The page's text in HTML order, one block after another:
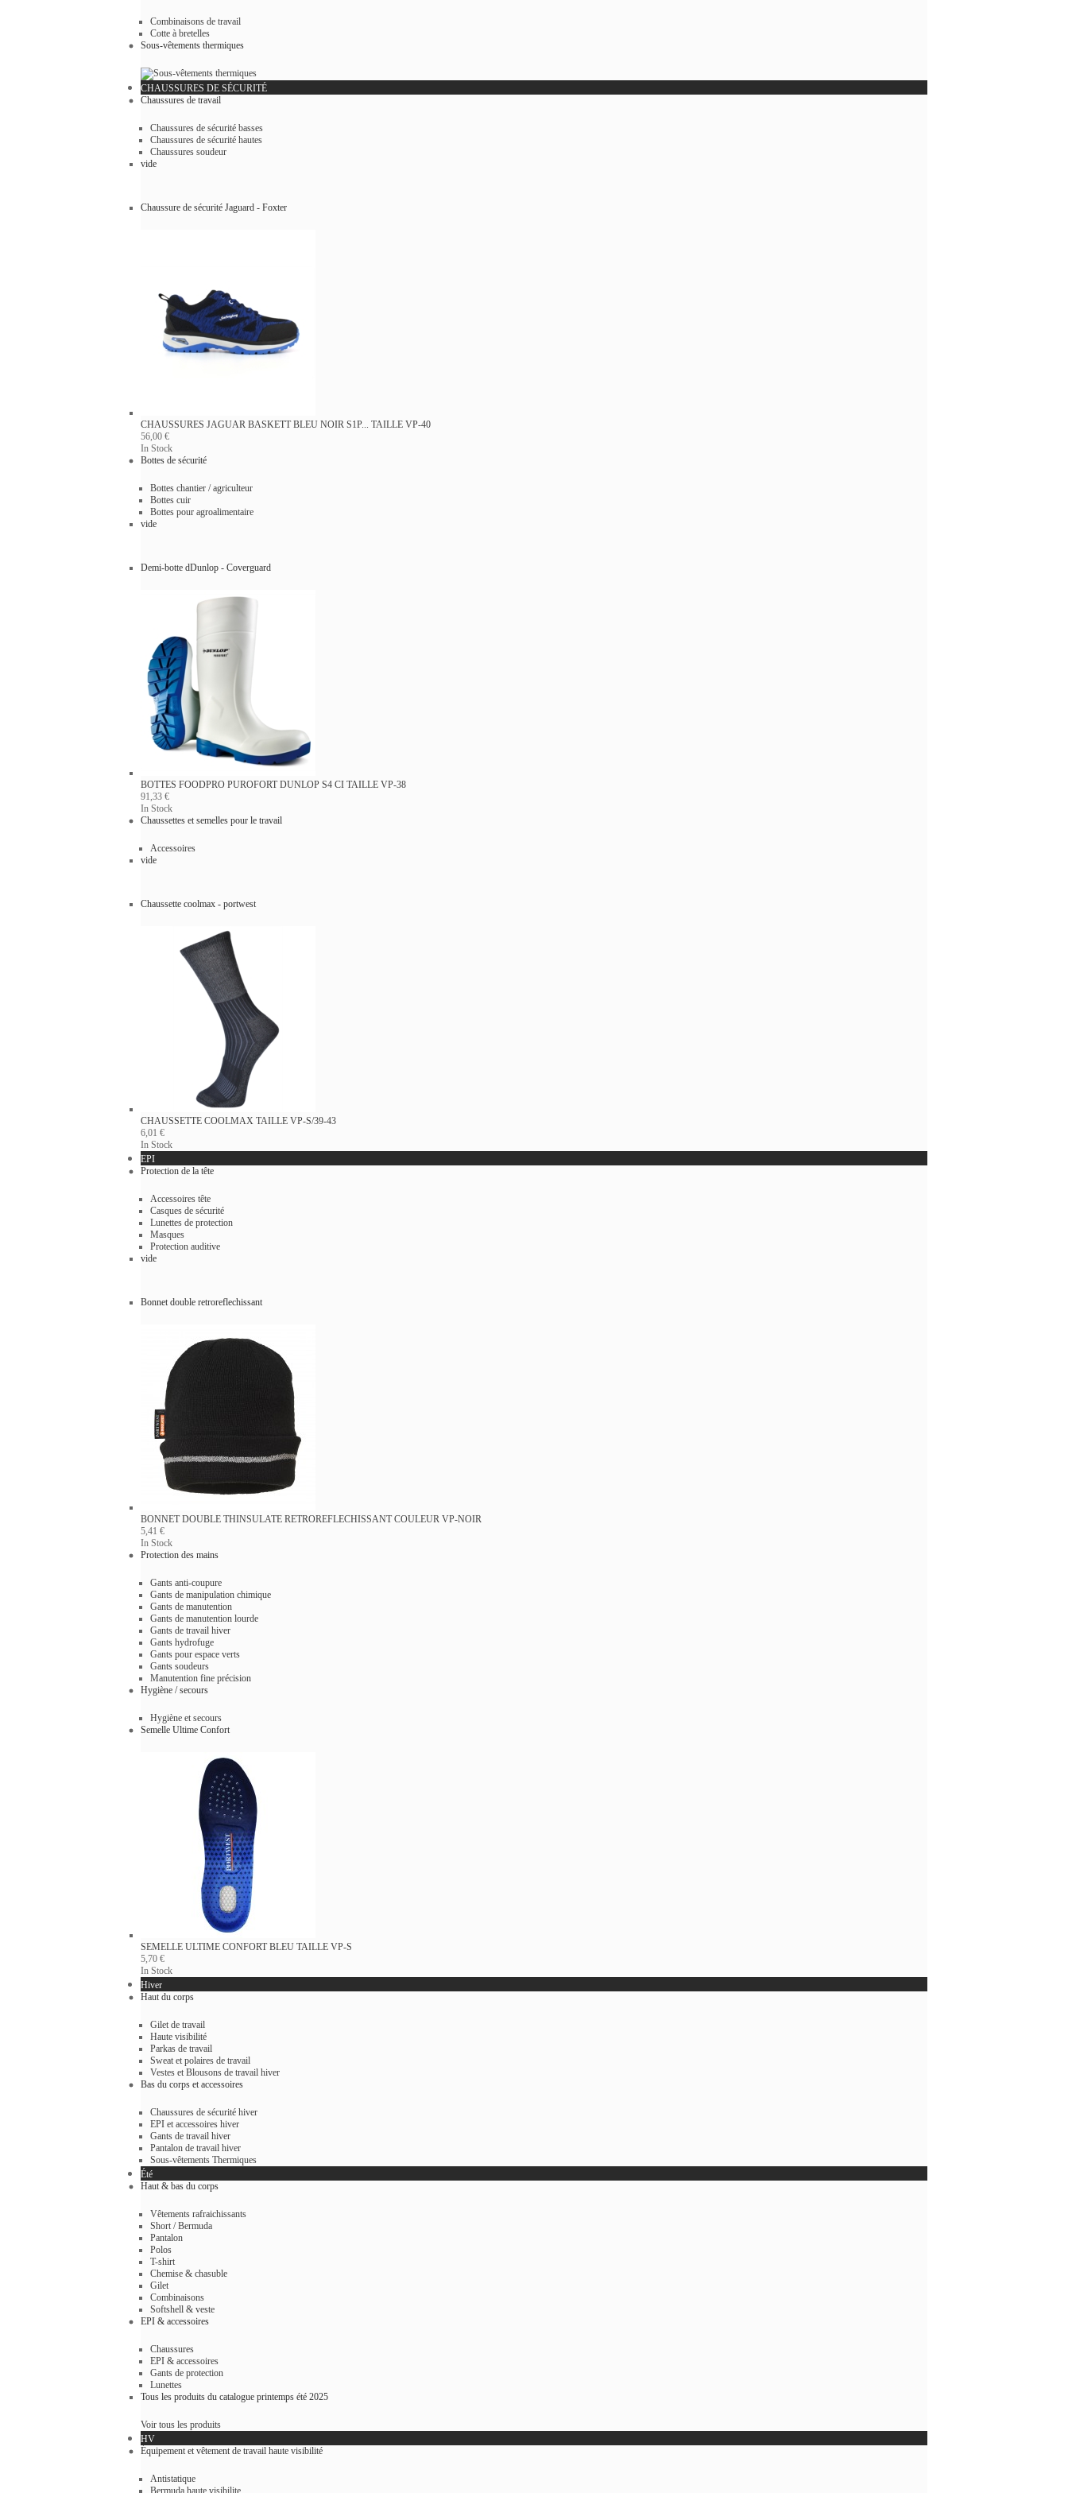
Combinaisons de travail
Cotte à bretelles
Sous-vêtements thermiques
CHAUSSURES DE SÉCURITÉ
Chaussures de travail
Chaussures de sécurité basses
Chaussures de sécurité hautes
Chaussures soudeur
vide
Chaussure de sécurité Jaguard - Foxter
CHAUSSURES JAGUAR BASKETT BLEU NOIR S1P... TAILLE VP-40
56,00 €
In Stock
Bottes de sécurité
Bottes chantier / agriculteur
Bottes cuir
Bottes pour agroalimentaire
vide
Demi-botte dDunlop - Coverguard
BOTTES FOODPRO PUROFORT DUNLOP S4 CI TAILLE VP-38
91,33 €
In Stock
Chaussettes et semelles pour le travail
Accessoires
vide
Chaussette coolmax - portwest
CHAUSSETTE COOLMAX TAILLE VP-S/39-43
6,01 €
In Stock
EPI
Protection de la tête
Accessoires tête
Casques de sécurité
Lunettes de protection
Masques
Protection auditive
vide
Bonnet double retroreflechissant
BONNET DOUBLE THINSULATE RETROREFLECHISSANTCOULEUR VP-NOIR
5,41 €
In Stock
Protection des mains
Gants anti-coupure
Gants de manipulation chimique
Gants de manutention
Gants de manutention lourde
Gants de travail hiver
Gants hydrofuge
Gants pour espace verts
Gants soudeurs
Manutention fine précision
Hygiène / secours
Hygiène et secours
Semelle Ultime Confort
SEMELLE ULTIME CONFORT BLEU TAILLE VP-S
5,70 €
In Stock
Hiver
Haut du corps
Gilet de travail
Haute visibilité
Parkas de travail
Sweat et polaires de travail
Vestes et Blousons de travail hiver
Bas du corps et accessoires
Chaussures de sécurité hiver
EPI et accessoires hiver
Gants de travail hiver
Pantalon de travail hiver
Sous-vêtements Thermiques
Été
Haut & bas du corps
Vêtements rafraichissants
Short / Bermuda
Pantalon
Polos
T-shirt
Chemise & chasuble
Gilet
Combinaisons
Softshell & veste
EPI & accessoires
Chaussures
EPI & accessoires
Gants de protection
Lunettes
Tous les produits du catalogue printemps été 2025
Voir tous les produits
HV
Équipement et vêtement de travail haute visibilité
Antistatique
Bermuda haute visibilite